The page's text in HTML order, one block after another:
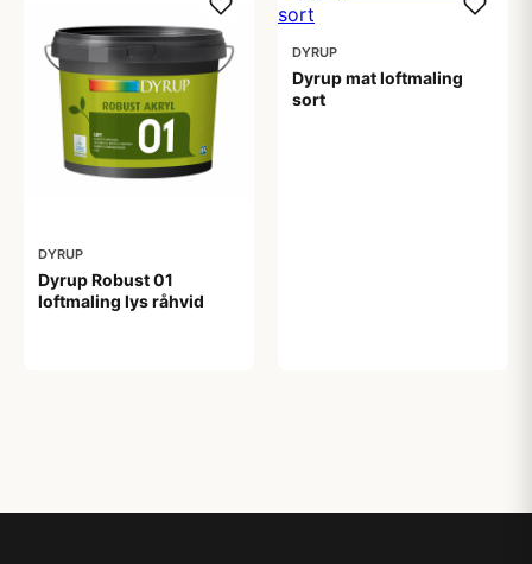
DYRUP
Dyrup Robust 01
loftmaling lys råhvid
DYRUP
Dyrup mat loftmaling
sort